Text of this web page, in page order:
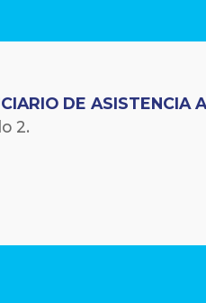
DE ASISTENCIA
2.